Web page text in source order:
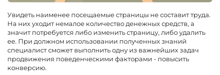
Увидеть наименее посещаемые страницы не составит труда.
На них уходит немалое количество денежных средств, а
значит потребуется либо изменить страницу, либо удалить
ее. При должном использовании полученных знаний
специалист сможет выполнить одну из важнейших задач
продвижения поведенческими факторами - повысить
конверсию.